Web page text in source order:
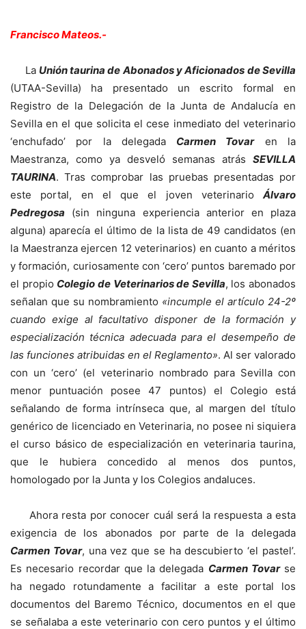
Francisco Mateos.-
La Unión taurina de Abonados y Aficionados de Sevilla
(UTAA-Sevilla) ha presentado un escrito formal en
Registro de la Delegación de la Junta de Andalucía en
Sevilla en el que solicita el cese inmediato del veterinario
‘enchufado’ por la delegada Carmen Tovaren la
Maestranza, como ya desveló semanas atrás SEVILLA
TAURINA. Tras comprobar las pruebas presentadas por
este portal, en el que el joven veterinario Álvaro
Pedregosa (sin ninguna experiencia anterior en plaza
alguna) aparecía el último de la lista de 49 candidatos (en
la Maestranza ejercen 12 veterinarios) en cuanto a méritos
y formación, curiosamente con ‘cero’ puntos baremado por
el propio Colegio de Veterinarios de Sevilla, los abonados
señalan que su nombramiento «incumple el artículo 24-2º
cuando exige al facultativo disponer de la formación y
especialización técnica adecuada para el desempeño de
las funciones atribuidas en el Reglamento». Al ser valorado
con un ‘cero’ (el veterinario nombrado para Sevilla con
menor puntuación posee 47 puntos) el Colegio está
señalando de forma intrínseca que, al margen del título
genérico de licenciado en Veterinaria, no posee ni siquiera
el curso básico de especialización en veterinaria taurina,
que le hubiera concedido al menos dos puntos,
homologado por la Junta y los Colegios andaluces.
Ahora resta por conocer cuál será la respuesta a esta
exigencia de los abonados por parte de la delegada
Carmen Tovar, una vez que se ha descubierto ‘el pastel’.
Es necesario recordar que la delegada Carmen Tovarse
ha negado rotundamente a facilitar a este portal los
documentos del Baremo Técnico, documentos en el que
se señalaba a este veterinario con cero puntos y el último